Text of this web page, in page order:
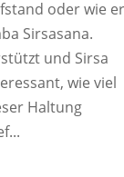
oder wie
Sirsasana.
und Sirsa
wie viel
Haltung